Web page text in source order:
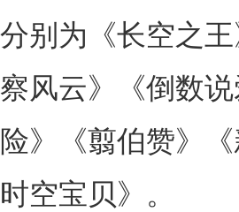
分别为《长空之
察风云》《倒数
险》《翦伯赞》
时空宝贝》。